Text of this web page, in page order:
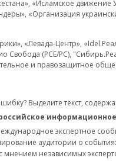
«Исламское
«Организация
«Левада-Центр»,
Свобода (PCE/PC),
и правозащитное
Выделите текст,
экспертное
аудитории о
мнением независимых